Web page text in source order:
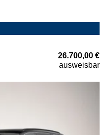
26.700,00 €
ausweisbar